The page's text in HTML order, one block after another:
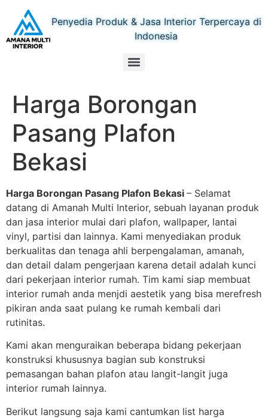
Penyedia Produk & Jasa Interior Terpercaya di
Indonesia
Harga Borongan
Pasang Plafon
Bekasi
Harga Borongan Pasang Plafon Bekasi – Selamat
datang di Amanah Multi Interior, sebuah layanan produk
dan jasa interior mulai dari plafon, wallpaper, lantai
vinyl, partisi dan lainnya. Kami menyediakan produk
berkualitas dan tenaga ahli berpengalaman, amanah,
dan detail dalam pengerjaan karena detail adalah kunci
dari pekerjaan interior rumah. Tim kami siap membuat
interior rumah anda menjdi aestetik yang bisa merefresh
pikiran anda saat pulang ke rumah kembali dari
rutinitas.
Kami akan menguraikan beberapa bidang pekerjaan
konstruksi khususnya bagian sub konstruksi
pemasangan bahan plafon atau langit-langit juga
interior rumah lainnya.
Berikut langsung saja kami cantumkan list harga